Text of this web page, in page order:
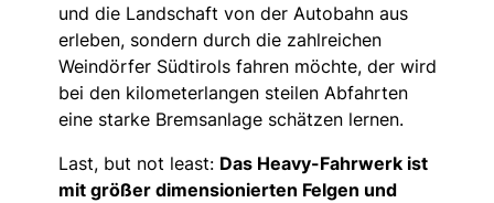
und die Landschaft von der Autobahn aus
erleben, sondern durch die zahlreichen
Weindörfer Südtirols fahren möchte, der wird
bei den kilometerlangen steilen Abfahrten
eine starke Bremsanlage schätzen lernen.
Last, but not least: Das Heavy-Fahrwerk ist
mit größer dimensionierten Felgen und